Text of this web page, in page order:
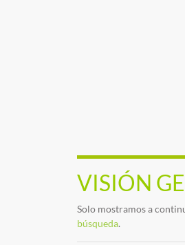
VISIÓN
Solo mostramos a
búsqueda.